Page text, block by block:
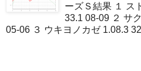
ーズＳ結果 １ ス
33.1 08-09 ２ サ
05-06 ３ ウキヨノカゼ 1.08.3